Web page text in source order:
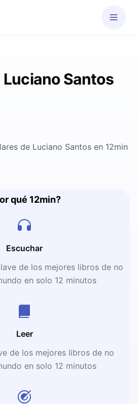
Santos
de Luciano Santos en 12min
qué 12min?
Escuchar
de los mejores libros de no
en solo 12 minutos
Leer
de los mejores libros de no
en solo 12 minutos